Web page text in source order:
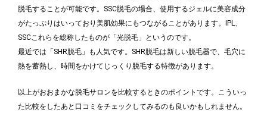
脱毛することが可能です。SSC脱毛の場合、使用するジェルに美容成分
がたっぷりはいっており美肌効果にもつながることがあります。IPL、
SSCこれらを総称したものが「光脱毛」というのです。
最近では「SHR脱毛」も人気です。SHR脱毛は新しい脱毛器で、毛穴に
熱を蓄熱し、時間をかけてじっくり脱毛する特徴があります。
以上がおおまかな脱毛サロンを比較するときのポイントです。こういっ
た比較をしたあと口コミをチェックしてみるのも良いかもしれません。